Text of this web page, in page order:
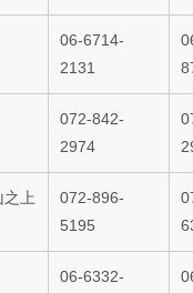
06-6714-
2131
072-842-
2974
上
072-896-
5195
06-6332-